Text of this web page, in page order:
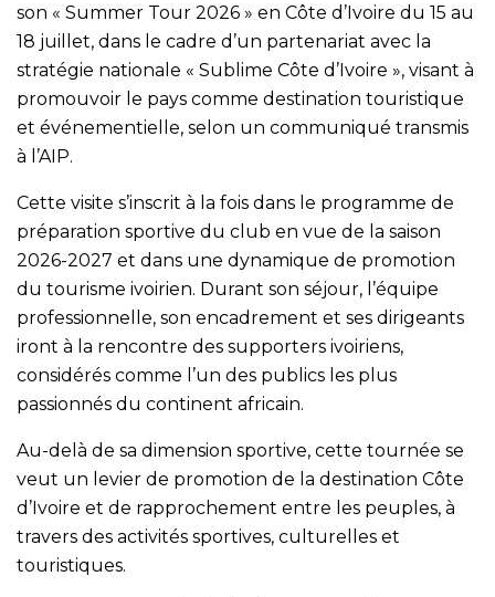
son « Summer Tour 2026 » en Côte d’Ivoire du 15 au
18 juillet, dans le cadre d’un partenariat avec la
stratégie nationale « Sublime Côte d’Ivoire », visant à
promouvoir le pays comme destination touristique
et événementielle, selon un communiqué transmis
à l’AIP.
Cette visite s’inscrit à la fois dans le programme de
préparation sportive du club en vue de la saison
2026-2027 et dans une dynamique de promotion
du tourisme ivoirien. Durant son séjour, l’équipe
professionnelle, son encadrement et ses dirigeants
iront à la rencontre des supporters ivoiriens,
considérés comme l’un des publics les plus
passionnés du continent africain.
Au-delà de sa dimension sportive, cette tournée se
veut un levier de promotion de la destination Côte
d’Ivoire et de rapprochement entre les peuples, à
travers des activités sportives, culturelles et
touristiques.